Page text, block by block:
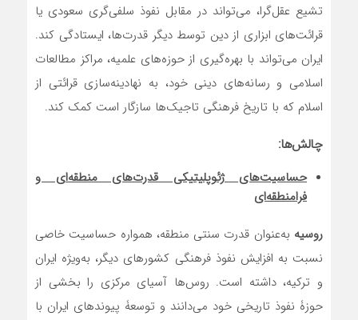
تشیع عقل‌گرا، می‌تواند در مقابل نفوذ سلفی‌گری سعودی یا
قرائت‌های ابزاری از دین توسط دیگر قدرت‌ها، ایستادگی کند.
ایران می‌تواند با بهره‌گیری از حوزه‌های علمیه، مراکز مطالعات
اسلامی و رسانه‌های دینی خود، به نهادینه‌سازی قرائتی از
اسلام که با تاریخ فرهنگی تاجیک‌ها سازگار است کمک کند.
چالش‌ها:
حساسیت‌های ژئوپلیتیکی قدرت‌های منطقه‌ای و
فرامنطقه‌ای
روسیه به‌عنوان قدرت سنتی منطقه، همواره حساسیت خاصی
نسبت به افزایش نفوذ فرهنگی کشورهای دیگر، به‌ویژه ایران
و ترکیه، داشته است. روس‌ها آسیای مرکزی را بخشی از
حوزۀ نفوذ تاریخی خود می‌دانند و توسعۀ پیوندهای ایران با